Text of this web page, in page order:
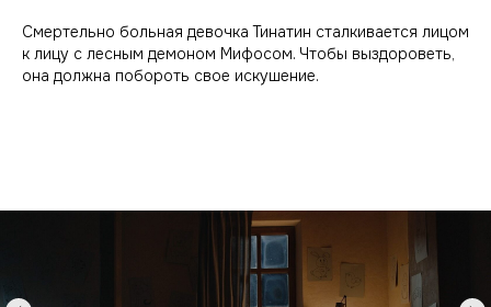
Смертельно больная девочка Тинатин сталкивается лицом
к лицу с лесным демоном Мифосом. Чтобы выздороветь,
она должна побороть свое искушение.